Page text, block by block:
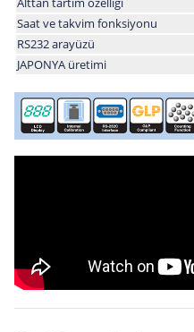
Saat ve takvim fonksiyonu
RS232 arayüzü
JAPONYA üretimi